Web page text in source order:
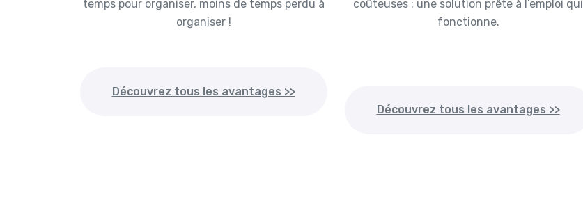
temps pour organiser, moins de temps perdu à
organiser !
Découvrez tous les avantages >>
coûteuses : une solution prête à l’emploi qui
fonctionne.
Découvrez tous les avantages >>